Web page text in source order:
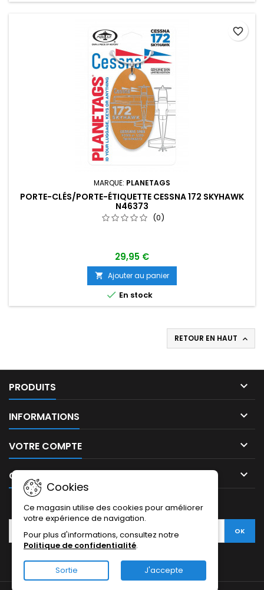
MARQUE: PLANETAGS
PORTE-CLÉS/PORTE-ÉTIQUETTE CESSNA 172 SKYHAWK
N46373
(0)
29,95 €
 Ajouter au panier
 En stock
favorite_border
RETOUR EN HAUT 
PRODUITS 
INFORMATIONS 
VOTRE COMPTE 
CONTACT 
Cookies
Ce magasin utilise des cookies pour améliorer
votre expérience de navigation.
Pour plus d'informations, consultez notre
Politique de confidentialité.
Sortie J'accepte
LETTRE D'INFORMATIONS